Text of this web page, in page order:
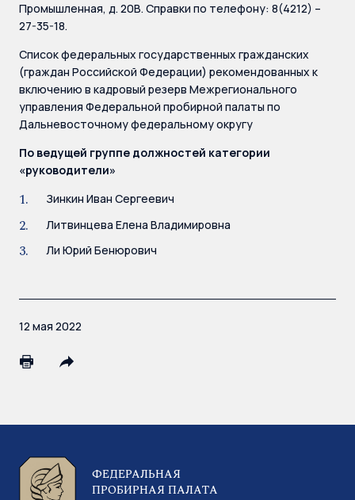
Промышленная, д. 20В. Справки по телефону: 8(4212) –
27-35-18.
Список федеральных государственных гражданских
(граждан Российской Федерации) рекомендованных к
включению в кадровый резерв Межрегионального
управления Федеральной пробирной палаты по
Дальневосточному федеральному округу
По ведущей группе должностей категории
«руководители»
Зинкин Иван Сергеевич
Литвинцева Елена Владимировна
Ли Юрий Бенюрович
12 мая 2022
ФЕДЕРАЛЬНАЯ
ПРОБИРНАЯ ПАЛАТА